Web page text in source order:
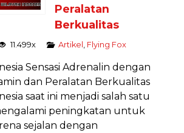
Peralatan
Berkualitas
11.499x Artikel Flying Fox
Sensasi Adrenalin dengan
dan Peralatan Berkualitas
saat ini menjadi salah satu
peningkatan untuk
sejalan dengan